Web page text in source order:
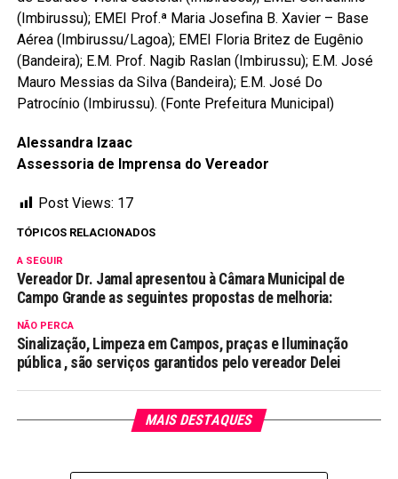
(Imbirussu); EMEI Prof.ª Maria Josefina B. Xavier – Base
Aérea (Imbirussu/Lagoa); EMEI Floria Britez de Eugênio
(Bandeira); E.M. Prof. Nagib Raslan (Imbirussu); E.M. José
Mauro Messias da Silva (Bandeira); E.M. José Do
Patrocínio (Imbirussu). (Fonte Prefeitura Municipal)
Alessandra Izaac
Assessoria de Imprensa do Vereador
Post Views: 17
TÓPICOS RELACIONADOS
A SEGUIR
Vereador Dr. Jamal apresentou à Câmara Municipal de
Campo Grande as seguintes propostas de melhoria:
NÃO PERCA
Sinalização, Limpeza em Campos, praças e Iluminação
pública , são serviços garantidos pelo vereador Delei
MAIS DESTAQUES